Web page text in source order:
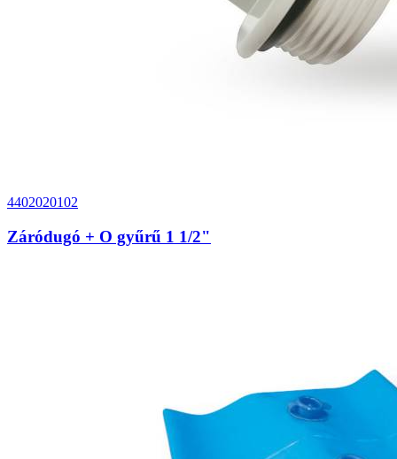
4402020102
Záródugó + O gyűrű 1 1/2"